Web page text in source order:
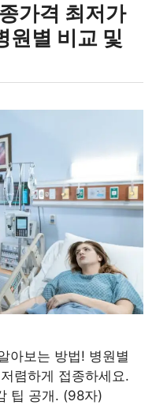
가격 최저가
원별 비교 및
아보는 방법! 병원별
렴하게 접종하세요.
팁 공개. (98자)